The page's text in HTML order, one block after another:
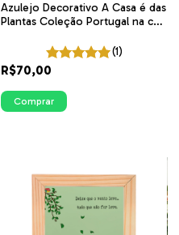
Azulejo Decorativo A Casa é das
Plantas Coleção Portugal na cor
(1)
R$70,00
Comprar